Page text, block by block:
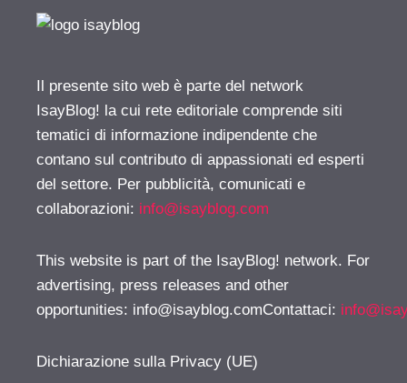
Il presente sito web è parte del network
IsayBlog! la cui rete editoriale comprende siti
tematici di informazione indipendente che
contano sul contributo di appassionati ed esperti
del settore. Per pubblicità, comunicati e
collaborazioni: info@isayblog.com
This website is part of the IsayBlog! network. For
advertising, press releases and other
opportunities: info@isayblog.comContattaci:
Dichiarazione sulla Privacy (UE)